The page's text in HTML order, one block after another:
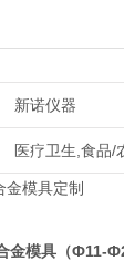
新诺仪器
医疗卫生,食品/
金模具定制
金模具（Ф11-